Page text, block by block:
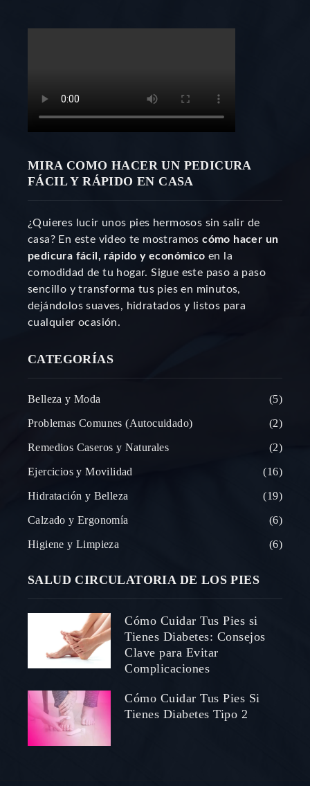
MIRA COMO HACER UN PEDICURA
FÁCIL Y RÁPIDO EN CASA
¿Quieres lucir unos pies hermosos sin salir de
casa? En este video te mostramoscómo hacer un
pedicura fácil, rápido y económico en la
comodidad de tu hogar. Sigue este paso a paso
sencillo y transforma tus pies en minutos,
dejándolos suaves, hidratados y listos para
cualquier ocasión.
CATEGORÍAS
Belleza y Moda 5
Problemas Comunes (Autocuidado) 2
Remedios Caseros y Naturales 2
Ejercicios y Movilidad 16
Hidratación y Belleza 19
Calzado y Ergonomía 6
Higiene y Limpieza 6
SALUD CIRCULATORIA DE LOS PIES
Cómo Cuidar Tus Pies si
Tienes Diabetes: Consejos
Clave para Evitar
Complicaciones
Cómo Cuidar Tus Pies Si
Tienes Diabetes Tipo 2